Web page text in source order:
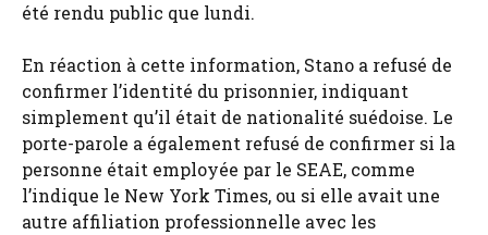
été rendu public que lundi.
En réaction à cette information, Stano a refusé de
confirmer l’identité du prisonnier, indiquant
simplement qu’il était de nationalité suédoise. Le
porte-parole a également refusé de confirmer si la
personne était employée par le SEAE, comme
l’indique le New York Times, ou si elle avait une
autre affiliation professionnelle avec les